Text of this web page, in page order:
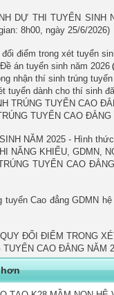
DỰ THI TUYỂN SINH
8h00, ngày 25/6/2026)
điểm trong xét tuyển
án tuyển sinh năm 2026
nhận thí sinh trúng
tuyển dành cho thí sinh
TRÚNG TUYỂN CAO
TUYỂN CAO
NĂM 2025 - Hình
NĂNG KHIẾU, GDMN,
TUYỂN CAO
tuyển Cao đẳng GDMN
ĐỔI ĐIỂM TRONG
TUYỂN CAO ĐẲNG NĂM